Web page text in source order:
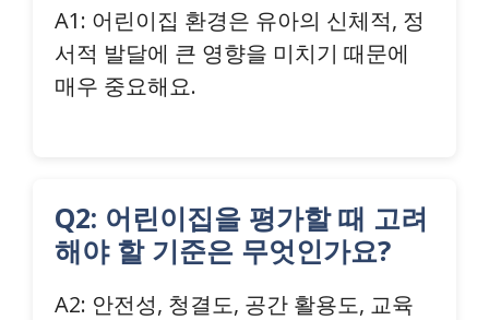
A1: 어린이집 환경은 유아의 신체적, 정
서적 발달에 큰 영향을 미치기 때문에
매우 중요해요.
Q2: 어린이집을 평가할 때 고려
해야 할 기준은 무엇인가요?
A2: 안전성, 청결도, 공간 활용도, 교육